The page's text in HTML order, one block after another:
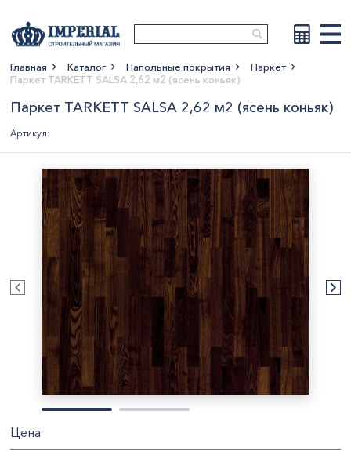
Главная Каталог Напольные покрытия
Паркет
Паркет TARKETT SALSA 2,62 м2 (ясень коньяк)
Паркет TARKETT SALSA 2,62 м2 (ясень коньяк)
Артикул:
Цена